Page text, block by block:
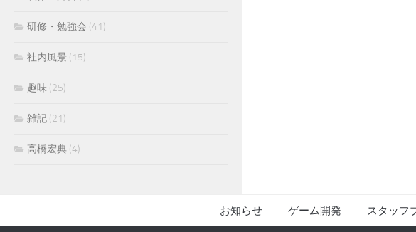
研修・勉強会 (41)
社内風景 (15)
趣味 (25)
雑記 (21)
高橋宏典 (4)
お知らせ ゲーム開発 スタッフ